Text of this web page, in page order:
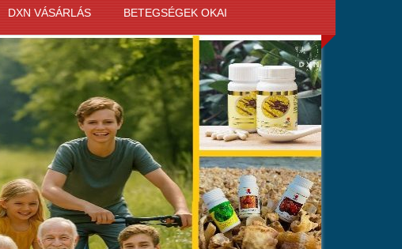
DXN VÁSÁRLÁS BETEGSÉGEK OKAI